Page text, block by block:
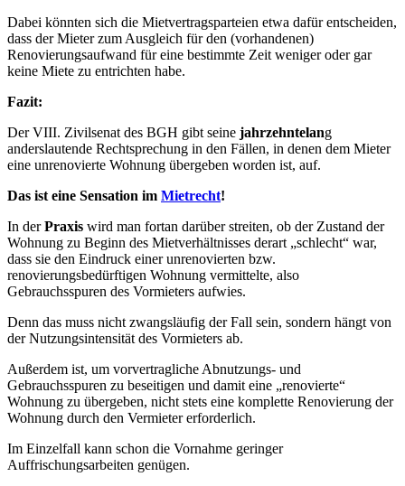
Dabei könnten sich die Mietvertragsparteien etwa dafür entscheiden,
dass der Mieter zum Ausgleich für den (vorhandenen)
Renovierungsaufwand für eine bestimmte Zeit weniger oder gar
keine Miete zu entrichten habe.
Fazit:
Der VIII. Zivilsenat des BGH gibt seine jahrzehntelang
anderslautende Rechtsprechung in den Fällen, in denen dem Mieter
eine unrenovierte Wohnung übergeben worden ist, auf.
Das ist eine Sensation im Mietrecht!
In derPraxis wird man fortan darüber streiten, ob der Zustand der
Wohnung zu Beginn des Mietverhältnisses derart „schlecht“ war,
dass sie den Eindruck einer unrenovierten bzw.
renovierungsbedürftigen Wohnung vermittelte, also
Gebrauchsspuren des Vormieters aufwies.
Denn das muss nicht zwangsläufig der Fall sein, sondern hängt von
der Nutzungsintensität des Vormieters ab.
Außerdem ist, um vorvertragliche Abnutzungs- und
Gebrauchsspuren zu beseitigen und damit eine „renovierte“
Wohnung zu übergeben, nicht stets eine komplette Renovierung der
Wohnung durch den Vermieter erforderlich.
Im Einzelfall kann schon die Vornahme geringer
Auffrischungsarbeiten genügen.